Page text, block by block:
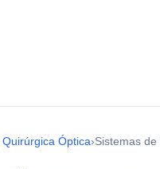
Óptica›Sistemas